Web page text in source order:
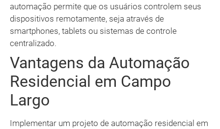
automação permite que os usuários controlem seus
dispositivos remotamente, seja através de
smartphones, tablets ou sistemas de controle
centralizado.
Vantagens da Automação
Residencial em Campo
Largo
Implementar um projeto de automação residencial em